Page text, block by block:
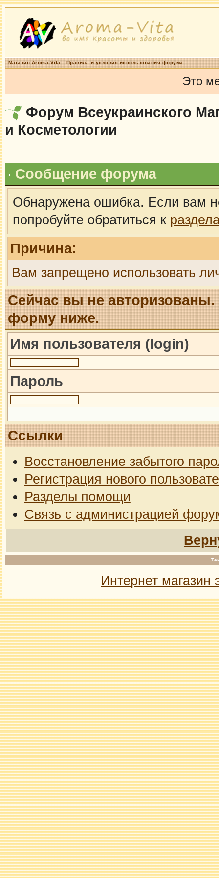
Магазин Aroma-Vita Правила и условия использования форума
Это
Форум Всеукраинского
и Косметологии
Сообщение форума
Обнаружена ошибка. Если вам
попробуйте обратиться к
Причина:
Вам запрещено использовать
Сейчас вы не авторизованы.
форму ниже.
Имя пользователя (login)
Пароль
Ссылки
Восстановление забытого
Регистрация нового
Разделы помощи
Связь с администрацией
Интернет